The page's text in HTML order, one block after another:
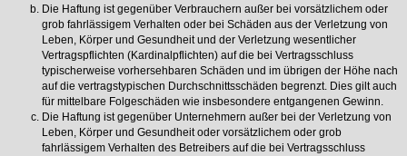
Die Haftung ist gegenüber Verbrauchern außer bei vorsätzlichem oder
grob fahrlässigem Verhalten oder bei Schäden aus der Verletzung von
Leben, Körper und Gesundheit und der Verletzung wesentlicher
Vertragspflichten (Kardinalpflichten) auf die bei Vertragsschluss
typischerweise vorhersehbaren Schäden und im übrigen der Höhe nach
auf die vertragstypischen Durchschnittsschäden begrenzt. Dies gilt auch
für mittelbare Folgeschäden wie insbesondere entgangenen Gewinn.
Die Haftung ist gegenüber Unternehmern außer bei der Verletzung von
Leben, Körper und Gesundheit oder vorsätzlichem oder grob
fahrlässigem Verhalten des Betreibers auf die bei Vertragsschluss